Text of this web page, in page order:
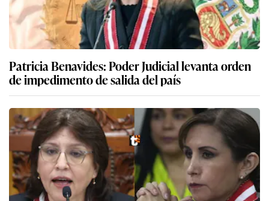
Patricia Benavides: Poder Judicial levanta orden
de impedimento de salida del país